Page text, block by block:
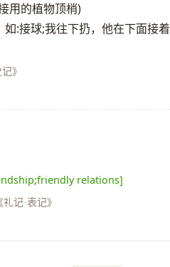
用的植物顶梢)
:接球;我往下扔，他在下面接着
记》
relations]
礼记·表记》